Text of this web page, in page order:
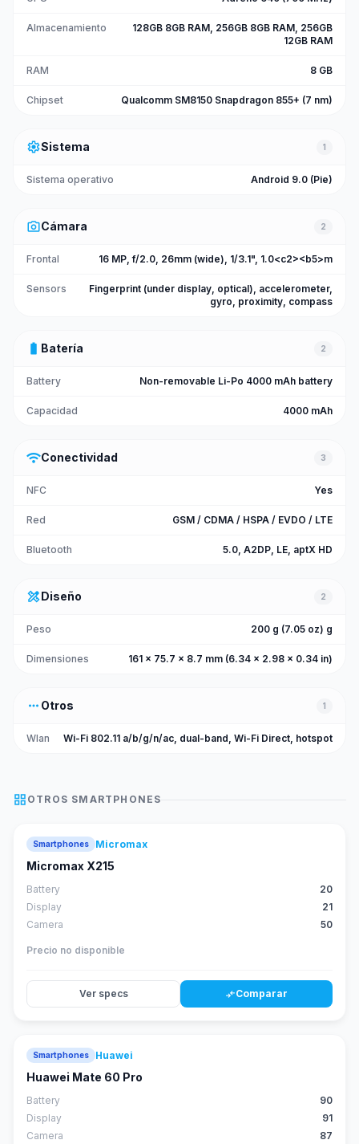
Almacenamiento
128GB 8GB RAM, 256GB 8GB RAM, 256GB
12GB RAM
RAM 8 GB
Chipset Qualcomm SM8150 Snapdragon 855+ (7 nm)
settingsSistema 1
Sistema operativo Android 9.0 (Pie)
photo_cameraCámara 2
Frontal 16 MP, f/2.0, 26mm (wide), 1/3.1", 1.0<c2><b5>m
Sensors
Fingerprint (under display, optical), accelerometer,
gyro, proximity, compass
battery_full Batería 2
Battery Non-removable Li-Po 4000 mAh battery
Capacidad 4000 mAh
wifiConectividad 3
NFC Yes
Red GSM / CDMA / HSPA / EVDO / LTE
Bluetooth 5.0, A2DP, LE, aptX HD
design_servicesDiseño 2
Peso 200 g (7.05 oz) g
Dimensiones 161 x 75.7 x 8.7 mm (6.34 x 2.98 x 0.34 in)
more_horiz Otros 1
Wlan Wi-Fi 802.11 a/b/g/n/ac, dual-band, Wi-Fi Direct, hotspot
grid_view OTROS SMARTPHONES
Smartphones Micromax
Micromax X215
Battery
20
Display
21
Camera
50
Precio no disponible
Ver specs compare_arrowsComparar
Smartphones Huawei
Huawei Mate 60 Pro
Battery
90
Display
91
Camera
87